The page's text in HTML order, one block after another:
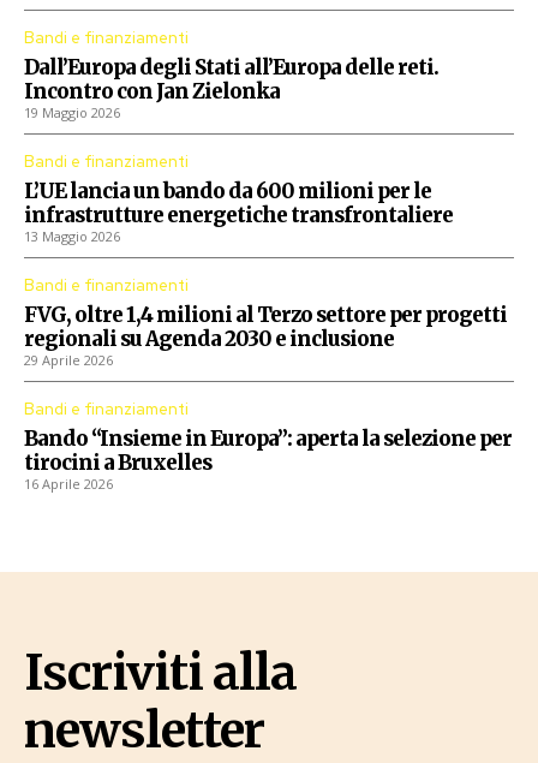
Bandi e finanziamenti
Dall’Europa degli Stati all’Europa delle reti.
Incontro con Jan Zielonka
19 Maggio 2026
Bandi e finanziamenti
L’UE lancia un bando da 600 milioni per le
infrastrutture energetiche transfrontaliere
13 Maggio 2026
Bandi e finanziamenti
FVG, oltre 1,4 milioni al Terzo settore per progetti
regionali su Agenda 2030 e inclusione
29 Aprile 2026
Bandi e finanziamenti
Bando “Insieme in Europa”: aperta la selezione per
tirocini a Bruxelles
16 Aprile 2026
Iscriviti alla
newsletter